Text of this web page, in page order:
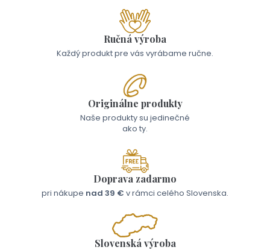
Ručná výroba
Každý produkt pre vás vyrábame ručne.
Originálne produkty
Naše produkty su jedinečné
ako ty.
Doprava zadarmo
pri nákupe nad 39 € v rámci celého Slovenska.
Slovenská výroba